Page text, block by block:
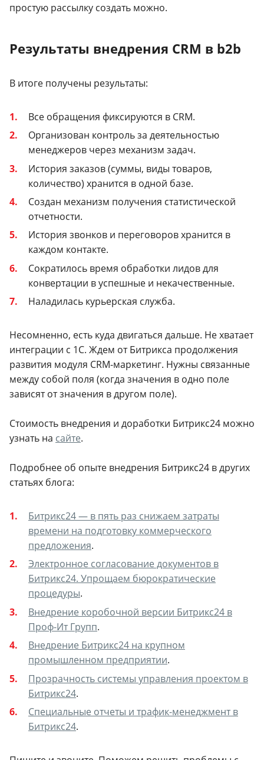
простую рассылку создать можно.
Результаты внедрения CRM в b2b
В итоге получены результаты:
Все обращения фиксируются в CRM.
Организован контроль за деятельностью
менеджеров через механизм задач.
История заказов (суммы, виды товаров,
количество) хранится в одной базе.
Создан механизм получения статистической
отчетности.
История звонков и переговоров хранится в
каждом контакте.
Сократилось время обработки лидов для
конвертации в успешные и некачественные.
Наладилась курьерская служба.
Несомненно, есть куда двигаться дальше. Не хватает
интеграции с 1С. Ждем от Битрикса продолжения
развития модуля CRM-маркетинг. Нужны связанные
между собой поля (когда значения в одно поле
зависят от значения в другом поле).
Стоимость внедрения и доработки Битрикс24 можно
узнать на сайте.
Подробнее об опыте внедрения Битрикс24 в других
статьях блога:
Битрикс24 — в пять раз снижаем затраты
времени на подготовку коммерческого
предложения.
Электронное согласование документов в
Битрикс24. Упрощаем бюрократические
процедуры.
Внедрение коробочной версии Битрикс24 в
Проф-Ит Групп.
Внедрение Битрикс24 на крупном
промышленном предприятии.
Прозрачность системы управления проектом в
Битрикс24.
Специальные отчеты и трафик-менеджмент в
Битрикс24.